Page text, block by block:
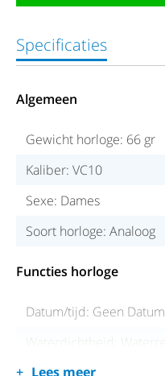
Specificaties
Algemeen
Gewicht horloge: 66 gr
Kaliber: VC10
Sexe: Dames
Soort horloge: Analoog
Functies horloge
Datum/tijd: Geen Datum
Lees meer